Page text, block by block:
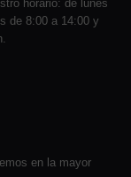
horario: de lunes
de 8:00 a 14:00 y
en la mayor